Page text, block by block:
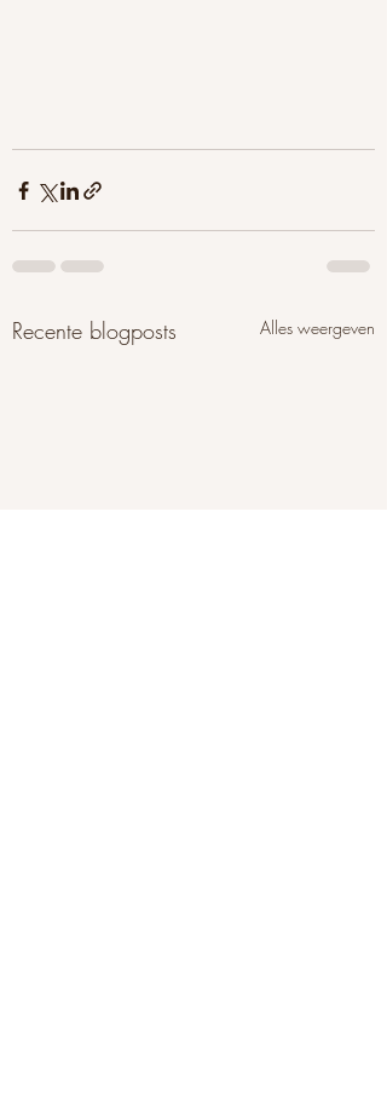
Recente blogposts Alles weergeven